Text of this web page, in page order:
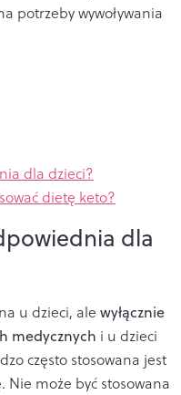
potrzeby wywoływania
dla dzieci?
dietę keto?
dla
u dzieci, ale wyłącznie
medycznych i u dzieci
często stosowana jest
Nie może być stosowana